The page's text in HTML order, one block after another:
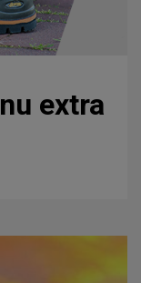
extra